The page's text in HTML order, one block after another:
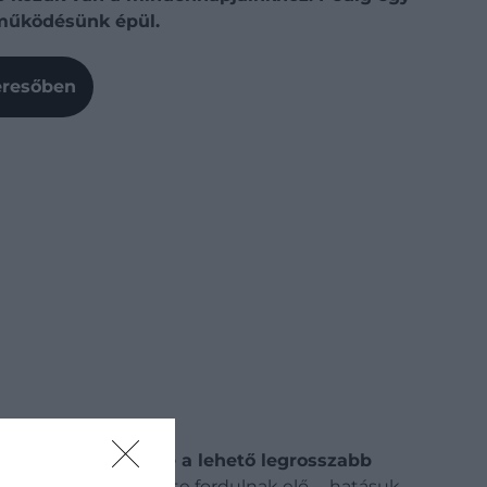
épül.
mi történne a lehető legrosszabb